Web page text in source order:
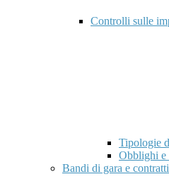
Controlli sulle
Tipologie
Obblighi e
Bandi di gara e contratti